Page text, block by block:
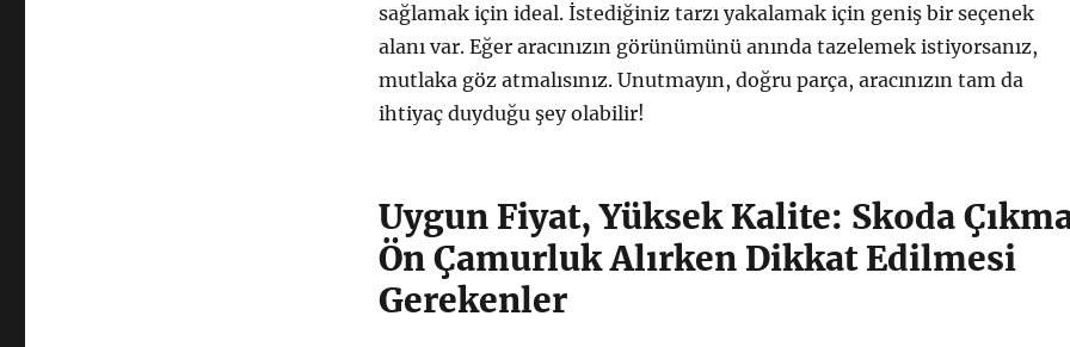
sağlamak için ideal. İstediğiniz tarzı yakalamak için geniş bir seçenek
alanı var. Eğer aracınızın görünümünü anında tazelemek istiyorsanız,
mutlaka göz atmalısınız. Unutmayın, doğru parça, aracınızın tam da
ihtiyaç duyduğu şey olabilir!
Uygun Fiyat, Yüksek Kalite: Skoda
Ön Çamurluk Alırken Dikkat Edilmesi
Gerekenler